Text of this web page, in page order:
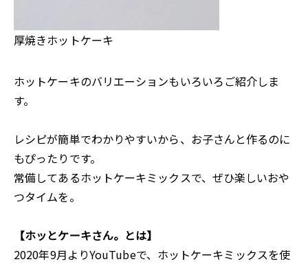
厚焼きホットケーキ
ホットケーキのバリエーションもいろいろご紹介しま
す。
レシピが簡単でわかりやすいから、お子さんと作るのに
もぴったりです。
常備してあるホットケーキミックスで、ぜひ楽しいおや
つタイムを。
【ホッとケーキさん。とは】
2020年9月よりYouTubeで、ホットケーキミックスを使